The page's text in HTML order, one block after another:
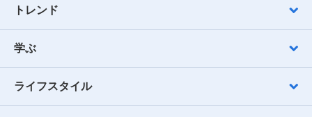
トレンド
学ぶ
ライフスタイル